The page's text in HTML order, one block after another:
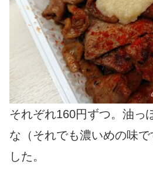
それぞれ160円ずつ。油っ
な（それでも濃いめの味
した。